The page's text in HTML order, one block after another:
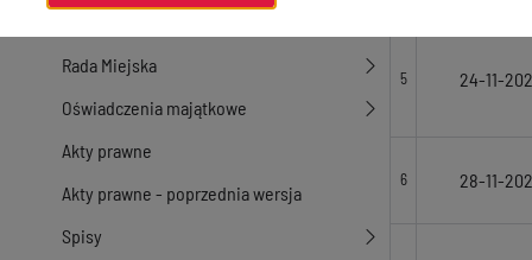
Rada Miejska
Oświadczenia majątkowe
Akty prawne
Akty prawne - poprzednia wersja
Spisy
5 24-11-
6 28-11-